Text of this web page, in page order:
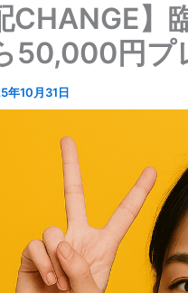
CHANGE】
50,000円プ
年10月31日